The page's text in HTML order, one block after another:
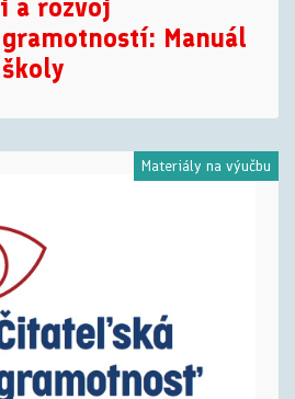
a rozvoj
Manuál
Materiály na výučbu